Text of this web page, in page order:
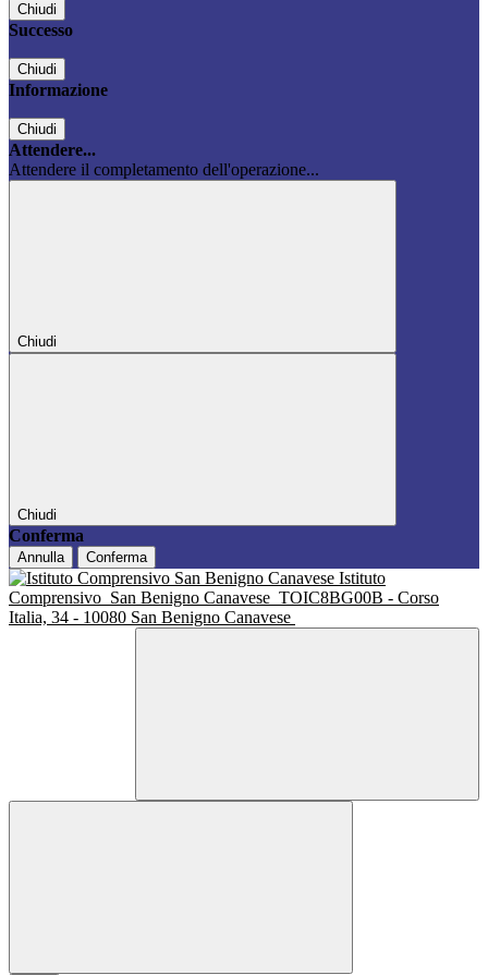
Chiudi
Successo
Chiudi
Informazione
Chiudi
Attendere...
Attendere il completamento dell'operazione...
Chiudi
Chiudi
Conferma
Annulla Conferma
Istituto
Comprensivo San Benigno Canavese TOIC8BG00B - Corso
Italia, 34 - 10080 San Benigno Canavese